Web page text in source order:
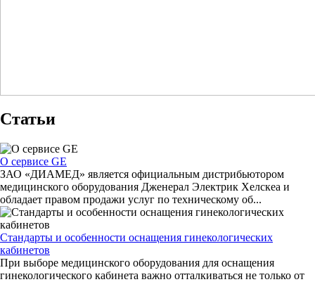
Статьи
О сервисе GE
ЗАО «ДИАМЕД» является официальным дистрибьютором
медицинского оборудования Дженерал Электрик Хелскеа и
обладает правом продажи услуг по техническому об...
Стандарты и особенности оснащения гинекологических
кабинетов
При выборе медицинского оборудования для оснащения
гинекологического кабинета важно отталкиваться не только от